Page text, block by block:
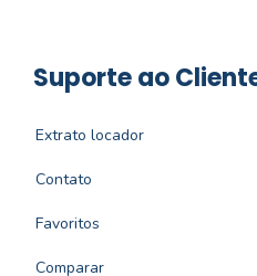
Suporte ao
Extrato locador
Contato
Favoritos
Comparar